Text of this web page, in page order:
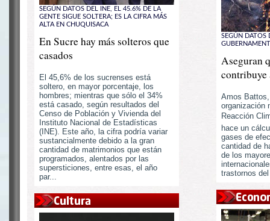
SEGÚN DATOS DEL INE, EL 45.6% DE LA
GENTE SIGUE SOLTERA; ES LA CIFRA MÁS
ALTA EN CHUQUISACA
En Sucre hay más solteros que
casados
El 45,6% de los sucrenses está
soltero, en mayor porcentaje, los
hombres; mientras que sólo el 34%
está casado, según resultados del
Censo de Población y Vivienda del
Instituto Nacional de Estadísticas
(INE). Este año, la cifra podría variar
sustancialmente debido a la gran
cantidad de matrimonios que están
programados, alentados por las
supersticiones, entre esas, el año
par...
SEGÚN DATOS
Aseguran
Amos
organización
Reacción
hace un
gases de
cantidad de
de los
trastornos